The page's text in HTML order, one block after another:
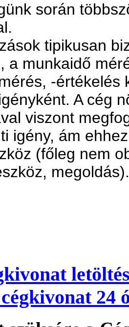
során
tipikusan
a munkaidő
-értékelés
A cég
viszont
igény, ám
(főleg nem
megoldás).
24